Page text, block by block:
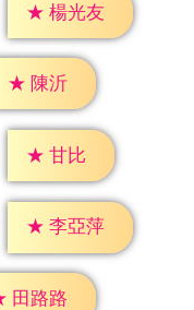
★ 楊光友
★ 陳沂
★ 甘比
★ 李亞萍
田路路